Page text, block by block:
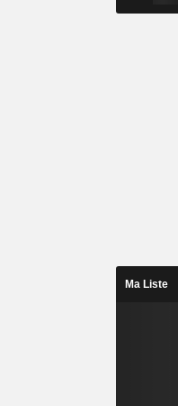
Ma Liste